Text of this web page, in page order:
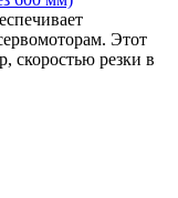
Этот
скоростью резки в